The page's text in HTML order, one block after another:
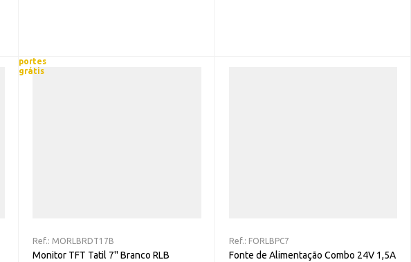
portes
grátis
Ref.: MORLBRDT17B
Monitor TFT Tatil 7'' Branco RLB
Ref.: FORLBPC7
Fonte de Alimentação Combo 24V 1,5A